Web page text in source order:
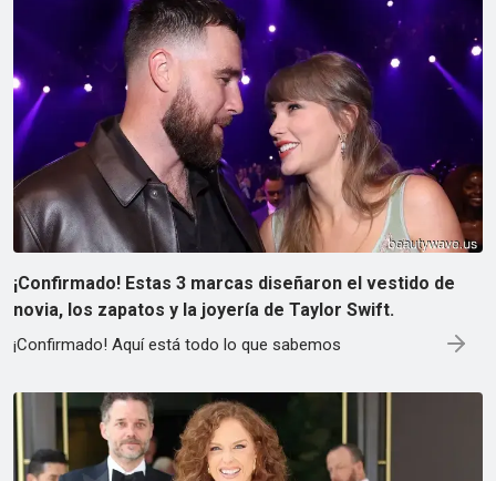
¡Confirmado! Estas 3 marcas diseñaron el vestido de
novia, los zapatos y la joyería de Taylor Swift.
¡Confirmado! Aquí está todo lo que sabemos